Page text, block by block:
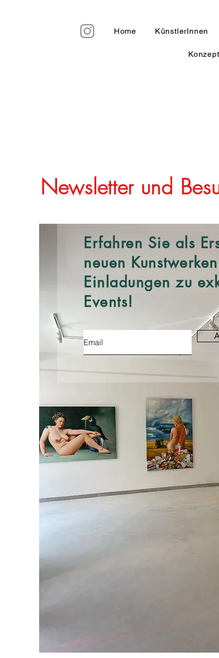
Home KünstlerInnen
Konzept
Newsletter und
Erfahren Sie als
neuen
Einladungen zu
Events!